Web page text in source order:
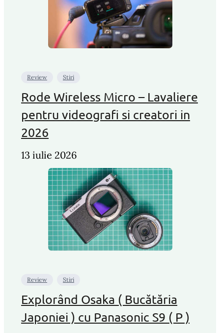
Review Stiri
Rode Wireless Micro – Lavaliere
pentru videografi si creatori in
2026
13 iulie 2026
Review Stiri
Explorând Osaka ( Bucătăria
Japoniei ) cu Panasonic S9 ( P )